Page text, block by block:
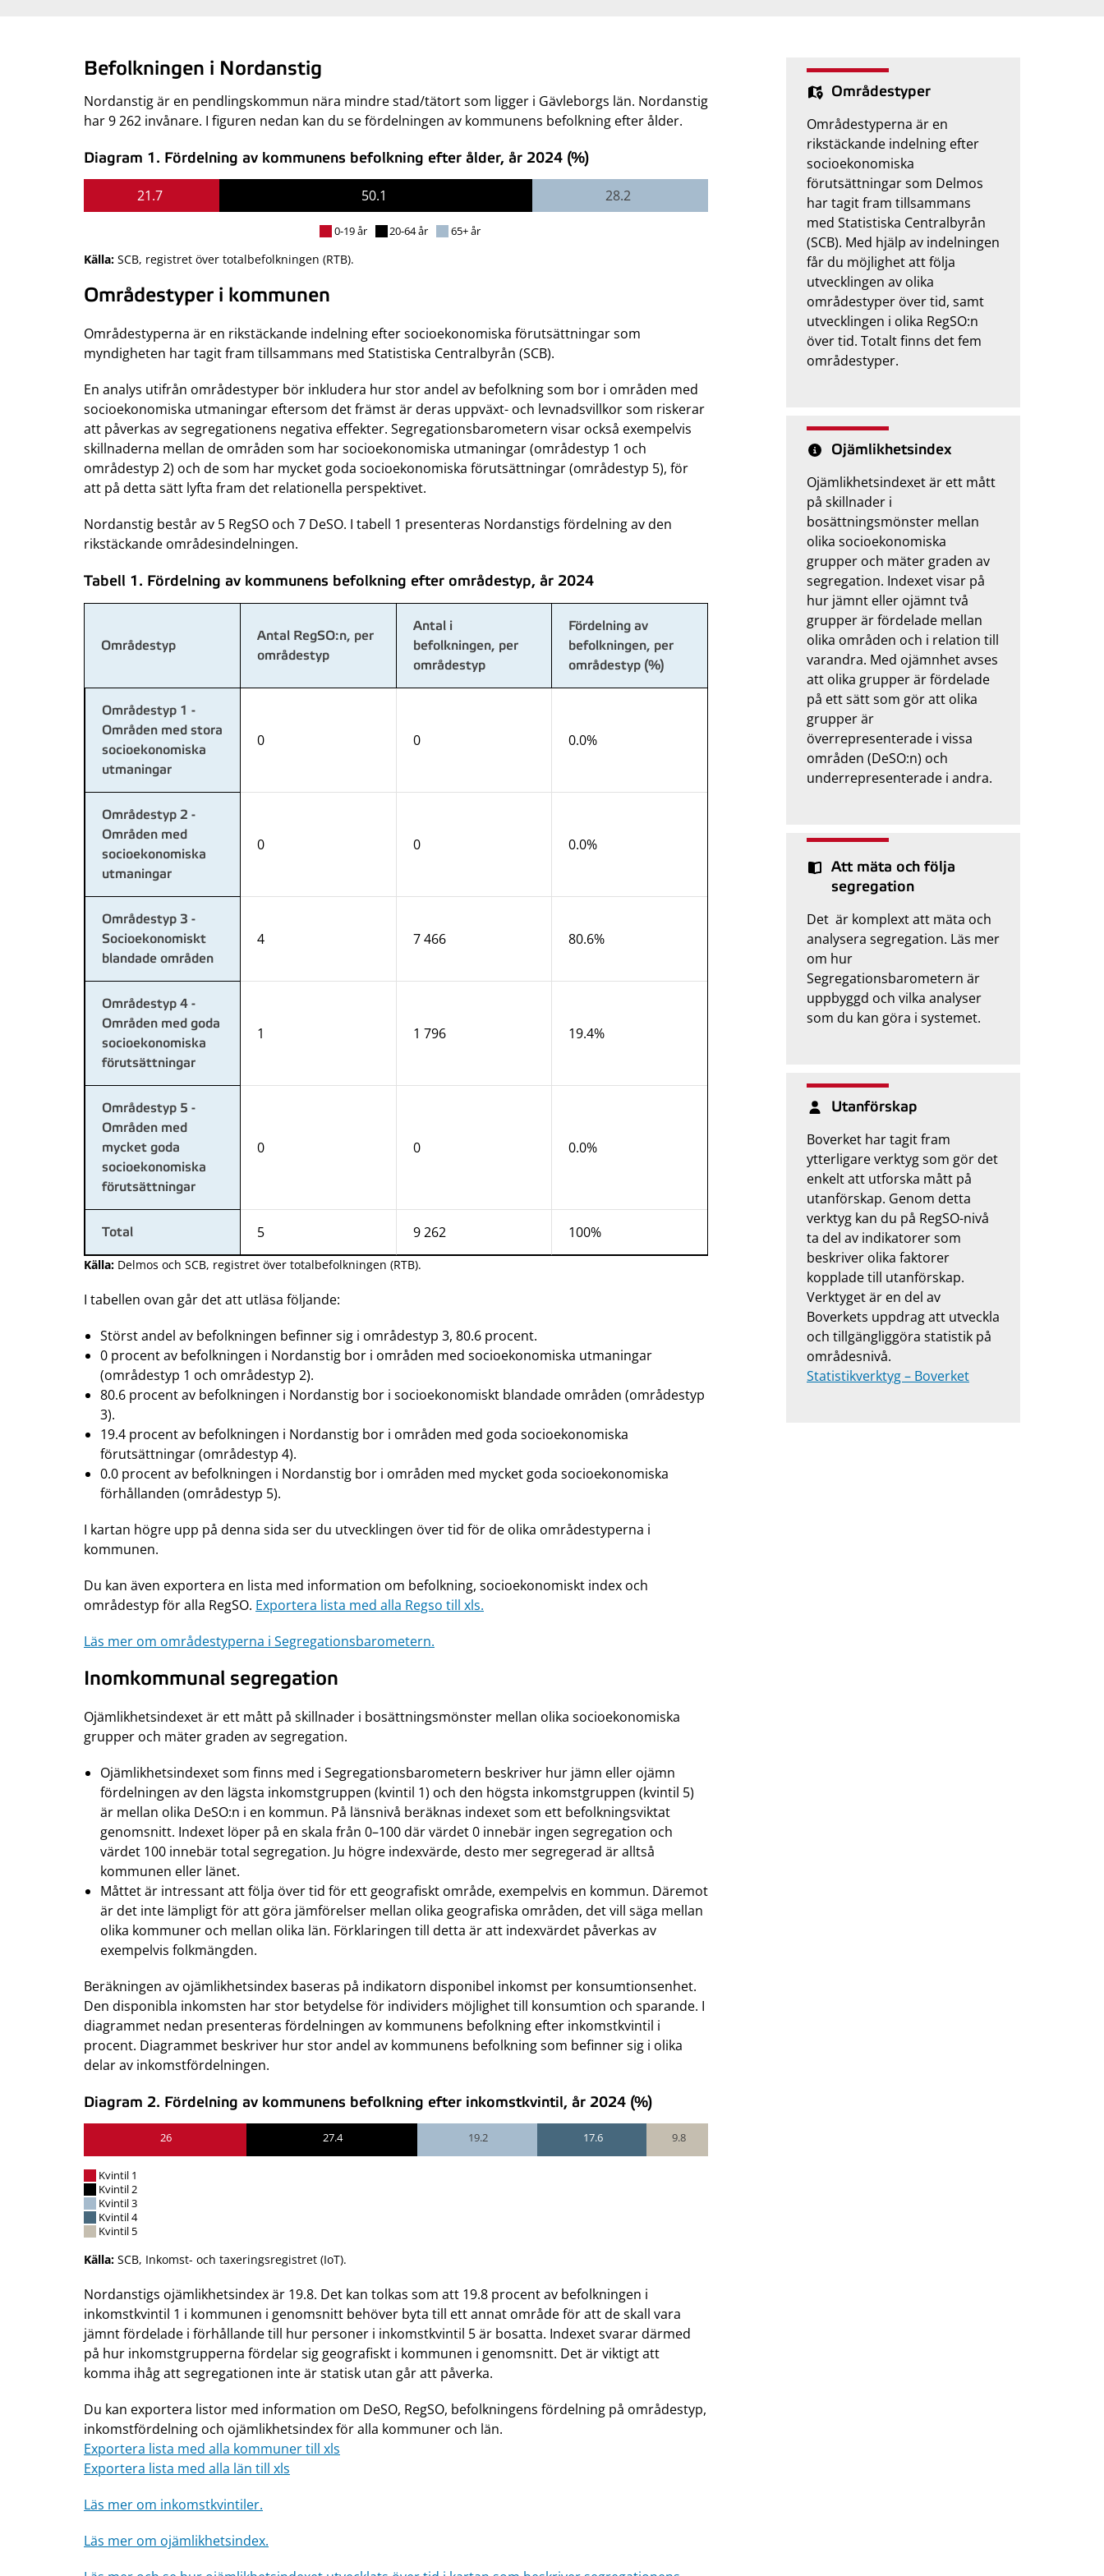
Befolkningen i Nordanstig
Nordanstig är en pendlingskommun nära mindre stad/tätort som ligger i Gävleborgs län. Nordanstig
har 9 262 invånare. I figuren nedan kan du se fördelningen av kommunens befolkning efter ålder.
Diagram 1. Fördelning av kommunens befolkning efter ålder, år 2024 (%)
21.7 50.1 28.2
0-19 år 20-64 år 65+ år
Källa: SCB, registret över totalbefolkningen (RTB).
Områdestyper i kommunen
Områdestyperna är en rikstäckande indelning efter socioekonomiska förutsättningar som
myndigheten har tagit fram tillsammans med Statistiska Centralbyrån (SCB).
En analys utifrån områdestyper bör inkludera hur stor andel av befolkning som bor i områden med
socioekonomiska utmaningar eftersom det främst är deras uppväxt- och levnadsvillkor som riskerar
att påverkas av segregationens negativa effekter. Segregationsbarometern visar också exempelvis
skillnaderna mellan de områden som har socioekonomiska utmaningar (områdestyp 1 och
områdestyp 2) och de som har mycket goda socioekonomiska förutsättningar (områdestyp 5), för
att på detta sätt lyfta fram det relationella perspektivet.
Nordanstig består av 5 RegSO och 7 DeSO. I tabell 1 presenteras Nordanstigs fördelning av den
rikstäckande områdesindelningen.
Tabell 1. Fördelning av kommunens befolkning efter områdestyp, år 2024
Områdestyp
Antal RegSO:n, per
områdestyp
Antal i
befolkningen, per
områdestyp
Fördelning av
befolkningen, per
områdestyp (%)
Områdestyp 1 -
Områden med stora
socioekonomiska
utmaningar
0 0 0.0%
Områdestyp 2 -
Områden med
socioekonomiska
utmaningar
0 0 0.0%
Områdestyp 3 -
Socioekonomiskt
blandade områden
4 7 466 80.6%
Områdestyp 4 -
Områden med goda
socioekonomiska
förutsättningar
1 1 796 19.4%
Områdestyp 5 -
Områden med
mycket goda
socioekonomiska
förutsättningar
0 0 0.0%
Total 5 9 262 100%
Källa: Delmos och SCB, registret över totalbefolkningen (RTB).
I tabellen ovan går det att utläsa följande:
Störst andel av befolkningen befinner sig i områdestyp 3, 80.6 procent.
0 procent av befolkningen i Nordanstig bor i områden med socioekonomiska utmaningar
(områdestyp 1 och områdestyp 2).
80.6 procent av befolkningen i Nordanstig bor i socioekonomiskt blandade områden (områdestyp
3).
19.4 procent av befolkningen i Nordanstig bor i områden med goda socioekonomiska
förutsättningar (områdestyp 4).
0.0 procent av befolkningen i Nordanstig bor i områden med mycket goda socioekonomiska
förhållanden (områdestyp 5).
I kartan högre upp på denna sida ser du utvecklingen över tid för de olika områdestyperna i
kommunen.
Du kan även exportera en lista med information om befolkning, socioekonomiskt index och
områdestyp för alla RegSO. Exportera lista med alla Regso till xls.
Läs mer om områdestyperna i Segregationsbarometern.
Inomkommunal segregation
Ojämlikhetsindexet är ett mått på skillnader i bosättningsmönster mellan olika socioekonomiska
grupper och mäter graden av segregation.
Ojämlikhetsindexet som finns med i Segregationsbarometern beskriver hur jämn eller ojämn
fördelningen av den lägsta inkomstgruppen (kvintil 1) och den högsta inkomstgruppen (kvintil 5)
är mellan olika DeSO:n i en kommun. På länsnivå beräknas indexet som ett befolkningsviktat
genomsnitt. Indexet löper på en skala från 0–100 där värdet 0 innebär ingen segregation och
värdet 100 innebär total segregation. Ju högre indexvärde, desto mer segregerad är alltså
kommunen eller länet.
Måttet är intressant att följa över tid för ett geografiskt område, exempelvis en kommun. Däremot
är det inte lämpligt för att göra jämförelser mellan olika geografiska områden, det vill säga mellan
olika kommuner och mellan olika län. Förklaringen till detta är att indexvärdet påverkas av
exempelvis folkmängden.
Beräkningen av ojämlikhetsindex baseras på indikatorn disponibel inkomst per konsumtionsenhet.
Den disponibla inkomsten har stor betydelse för individers möjlighet till konsumtion och sparande. I
diagrammet nedan presenteras fördelningen av kommunens befolkning efter inkomstkvintil i
procent. Diagrammet beskriver hur stor andel av kommunens befolkning som befinner sig i olika
delar av inkomstfördelningen.
Diagram 2. Fördelning av kommunens befolkning efter inkomstkvintil, år 2024 (%)
26 27.4 19.2 17.6 9.8
Kvintil 1
Kvintil 2
Kvintil 3
Kvintil 4
Kvintil 5
Källa: SCB, Inkomst- och taxeringsregistret (IoT).
Nordanstigs ojämlikhetsindex är 19.8. Det kan tolkas som att 19.8 procent av befolkningen i
inkomstkvintil 1 i kommunen i genomsnitt behöver byta till ett annat område för att de skall vara
jämnt fördelade i förhållande till hur personer i inkomstkvintil 5 är bosatta. Indexet svarar därmed
på hur inkomstgrupperna fördelar sig geografiskt i kommunen i genomsnitt. Det är viktigt att
komma ihåg att segregationen inte är statisk utan går att påverka.
Du kan exportera listor med information om DeSO, RegSO, befolkningens fördelning på områdestyp,
inkomstfördelning och ojämlikhetsindex för alla kommuner och län.
Exportera lista med alla kommuner till xls
Exportera lista med alla län till xls
Läs mer om inkomstkvintiler.
Läs mer om ojämlikhetsindex.
Områdestyper
Områdestyperna är en
rikstäckande indelning efter
socioekonomiska
förutsättningar som Delmos
har tagit fram tillsammans
med Statistiska Centralbyrån
(SCB). Med hjälp av indelningen
får du möjlighet att följa
utvecklingen av olika
områdestyper över tid, samt
utvecklingen i olika RegSO:n
över tid. Totalt finns det fem
områdestyper.
Ojämlikhetsindex
Ojämlikhetsindexet är ett mått
på skillnader i
bosättningsmönster mellan
olika socioekonomiska
grupper och mäter graden av
segregation. Indexet visar på
hur jämnt eller ojämnt två
grupper är fördelade mellan
olika områden och i relation till
varandra. Med ojämnhet avses
att olika grupper är fördelade
på ett sätt som gör att olika
grupper är
överrepresenterade i vissa
områden (DeSO:n) och
underrepresenterade i andra.
Att mäta och följa
segregation
Det är komplext att mäta och
analysera segregation. Läs mer
om hur
Segregationsbarometern är
uppbyggd och vilka analyser
som du kan göra i systemet.
Utanförskap
Boverket har tagit fram
ytterligare verktyg som gör det
enkelt att utforska mått på
utanförskap. Genom detta
verktyg kan du på RegSO-nivå
ta del av indikatorer som
beskriver olika faktorer
kopplade till utanförskap.
Verktyget är en del av
Boverkets uppdrag att utveckla
och tillgängliggöra statistik på
områdesnivå.
Statistikverktyg – Boverket